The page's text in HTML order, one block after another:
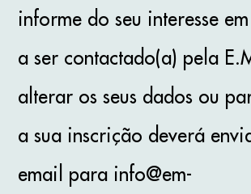
informe do seu interesse
a ser contactado(a) pela
alterar os seus dados ou
a sua inscrição deverá
email para info@em-